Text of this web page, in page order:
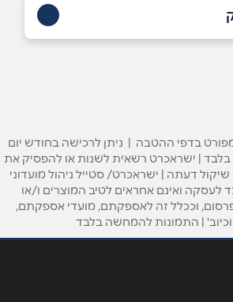
בדפי ההטבה | ניתן לרכישה בחודש יום
| ישראכרט רשאית לשנות או להפסיק את
דעתה | ישראכרט/ סטייל ניהול מועדוני
לעסקה ואינם אחראים לטיב המוצרים ו/או
וככלל זה לאספקתם, מועדי אספקתם,
| התמונות להמחשה בלבד